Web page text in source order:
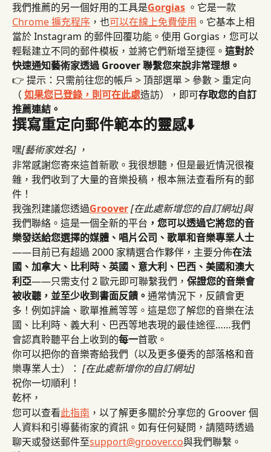
我們推薦的另一個好用的工具是Gorgias 。它是一款
Chrome 擴充程序 ，也可以在線上免費使用 。它基本上相
當於 Instagram 的郵件回覆功能。使用 Gorgias，您可以
輕鬆建立不同的郵件模板，並將它們新增至捷徑。 這對於
快速通知藝術家透過 Groover 聯繫您來說非常理想。
👉 提示：只需前往您的帳戶 > 頂部選單 > 參數 > 重定向
（ 如果您已登錄，則可在此處造訪），即可存取您的自訂
推薦連結。
撰寫重定向郵件範本的靈感⬇️
嘿[藝術家姓名] ，
非常感謝您寄來這首新歌。我很想聽，但是最近情況很複
雜，我們收到了大量的音樂投稿，根本無法查看所有的郵
件！
我強烈建議您透過Groover[在此處新增您的自訂網址]與
我們聯絡。這是一個全新的平台 ，您可以透過它將您的音
樂發送給您選擇的媒體、唱片公司、歌單和音樂專業人士
——目前已有超過 2000 家精選合作夥伴，主要分佈在法
國、加拿大、比利時、英國、意大利、巴西、美國和澳大
利亞——只需支付 2 歐元即可聯繫我們， 保證您的音樂會
被收聽，並至少收到書面反饋。 通常情況下，反饋會更
多！例如評論、歌單推薦等等。這是您了解您的音樂在法
國、比利時、義大利、巴西等地表現的最佳途徑……我們
會認真聆聽平台上收到的每一首歌。
你可以把你的音樂寄給我們（以及更多優秀的部落格和音
樂專業人士）： [在此處新增你的自訂網址]
祝你一切順利！
乾杯，
您可以查看此指南 ，以了解更多關於分享您的 Groover 個
人資料和引導藝術家的資訊。如有任何疑問，請隨時透過
聊天或發送郵件至support@groover.co與我們聯繫。